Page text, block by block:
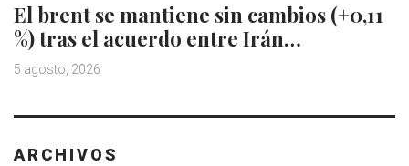
El brent se mantiene sin cambios (+0,11
%) tras el acuerdo entre Irán…
5 agosto, 2026
ARCHIVOS